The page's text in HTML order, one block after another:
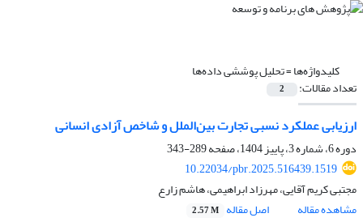
کلیدواژه‌ها =تحلیل پوششی داده‌ها
تعداد مقالات: 2
ارزیابی عملکرد نسبی تجارت بین‌الملل و شاخص آزادی انسانی
دوره 6، شماره 3، پاییز 1404، صفحه
289-343
10.22034/pbr.2025.516439.1519
مجتبی کریم آقایی، مهرزاد ابراهیمی، هاشم زارع
مشاهده مقاله
اصل مقاله 2.57 M